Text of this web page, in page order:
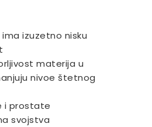
izuzetno nisku
materija u
nivoe štetnog
i prostate
svojstva